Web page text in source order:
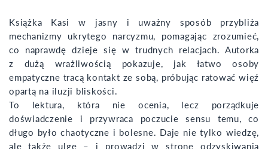
Książka Kasi w jasny i uważny sposób przybliża
mechanizmy ukrytego narcyzmu, pomagając zrozumieć,
co naprawdę dzieje się w trudnych relacjach. Autorka
z dużą wrażliwością pokazuje, jak łatwo osoby
empatyczne tracą kontakt ze sobą, próbując ratować więź
opartą na iluzji bliskości.
To lektura, która nie ocenia, lecz porządkuje
doświadczenie i przywraca poczucie sensu temu, co
długo było chaotyczne i bolesne. Daje nie tylko wiedzę,
ale także ulgę – i prowadzi w stronę odzyskiwania